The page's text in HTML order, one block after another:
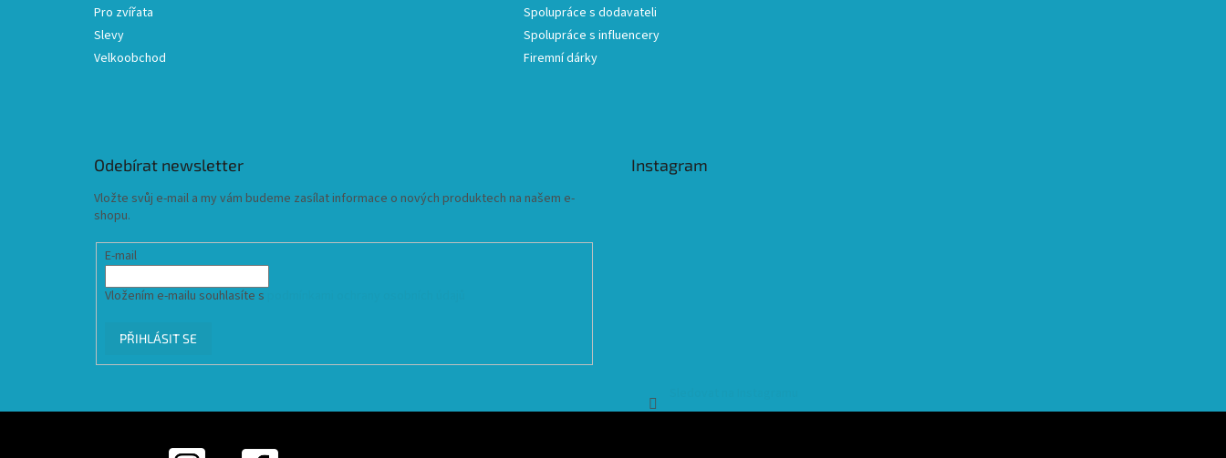
Pro zvířata
Slevy
Velkoobchod
Spolupráce s dodavateli
Spolupráce s influencery
Firemní dárky
Odebírat newsletter
Vložte svůj e-mail a my vám budeme zasílat informace o nových produktech na našem e-
shopu.
E-mail
Vložením e-mailu souhlasíte s
PŘIHLÁSIT SE
Instagram